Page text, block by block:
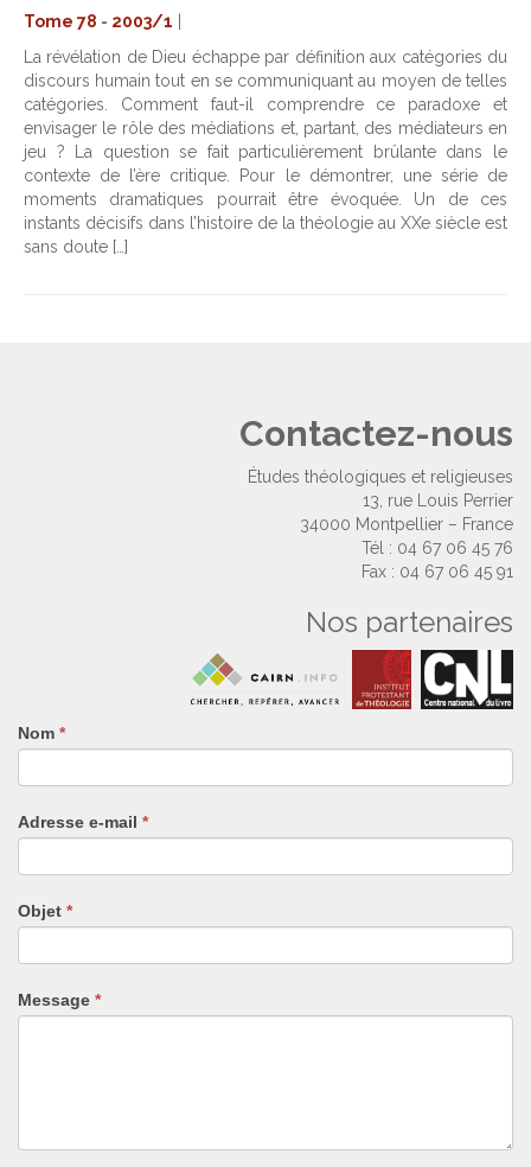
Tome 78 - 2003/1
La révélation de Dieu échappe par définition aux catégories du
discours humain tout en se communiquant au moyen de telles
catégories. Comment faut-il comprendre ce paradoxe et
envisager le rôle des médiations et, partant, des médiateurs en
jeu ? La question se fait particulièrement brûlante dans le
contexte de l’ère critique. Pour le démontrer, une série de
moments dramatiques pourrait être évoquée. Un de ces
instants décisifs dans l’histoire de la théologie au XXe siècle est
sans doute […]
Contactez-nous
Études théologiques et religieuses
13, rue Louis Perrier
34000 Montpellier – France
Tél : 04 67 06 45 76
Fax : 04 67 06 45 91
Nos partenaires
Nom *
Adresse e-mail *
Objet *
Message *
Si
vous
êtes
humain,
remplissez
ce